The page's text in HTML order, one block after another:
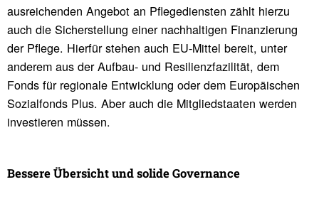
ausreichenden Angebot an Pflegediensten zählt hierzu
auch die Sicherstellung einer nachhaltigen Finanzierung
der Pflege. Hierfür stehen auch EU-Mittel bereit, unter
anderem aus der Aufbau- und Resilienzfazilität, dem
Fonds für regionale Entwicklung oder dem Europäischen
Sozialfonds Plus. Aber auch die Mitgliedstaaten werden
investieren müssen.
Bessere Übersicht und solide Gover­nance